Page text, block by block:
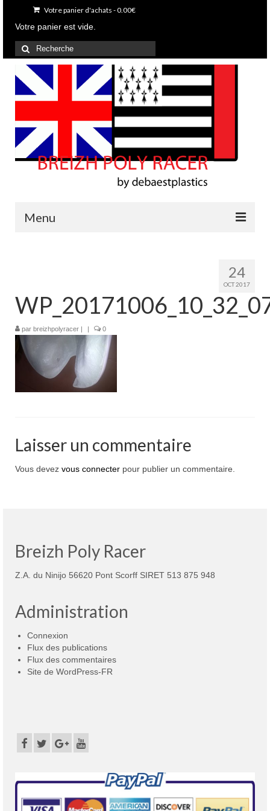
Votre panier d'achats -0.00€
Votre panier est vide.
Rechercher
:
Menu
Projets en cours
Mon compte
Nous contacter
24
OCT 2017
par breizhpolyracer 0
Laisser un commentaire
Vous devez vous connecter pour publier un commentaire.
Breizh Poly Racer
Z.A. du Ninijo 56620 Pont Scorff SIRET 513 875 948
Administration
Connexion
Flux des publications
Flux des commentaires
Site de WordPress-FR